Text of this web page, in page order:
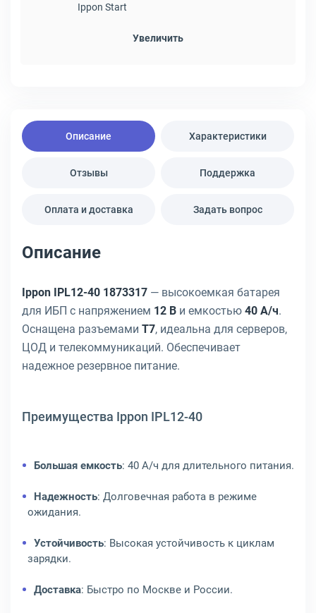
Ippon Start
Увеличить
Описание Характеристики
Отзывы Поддержка
Оплата и доставка Задать вопрос
Описание
Ippon IPL12-40 1873317 — высокоемкая батарея
для ИБП с напряжением 12 В и емкостью 40 А/ч.
Оснащена разъемами T7, идеальна для серверов,
ЦОД и телекоммуникаций. Обеспечивает
надежное резервное питание.
Преимущества Ippon IPL12-40
Большая емкость: 40 А/ч для длительного питания.
Надежность: Долговечная работа в режиме
ожидания.
Устойчивость: Высокая устойчивость к циклам
зарядки.
Доставка: Быстро по Москве и России.